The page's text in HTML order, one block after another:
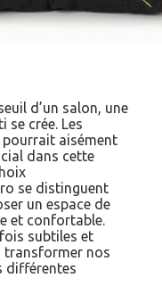
d’un salon, une
se crée. Les
pourrait aisément
dans cette
se distinguent
un espace de
et confortable.
subtiles et
transformer nos
différentes